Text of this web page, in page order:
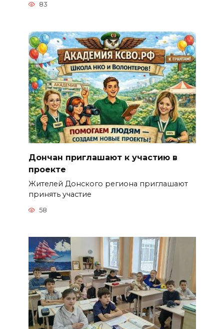
83
Дончан приглашают к участию в
проекте
Жителей Донского региона приглашают
принять участие
58